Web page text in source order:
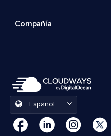
Compañía
Español